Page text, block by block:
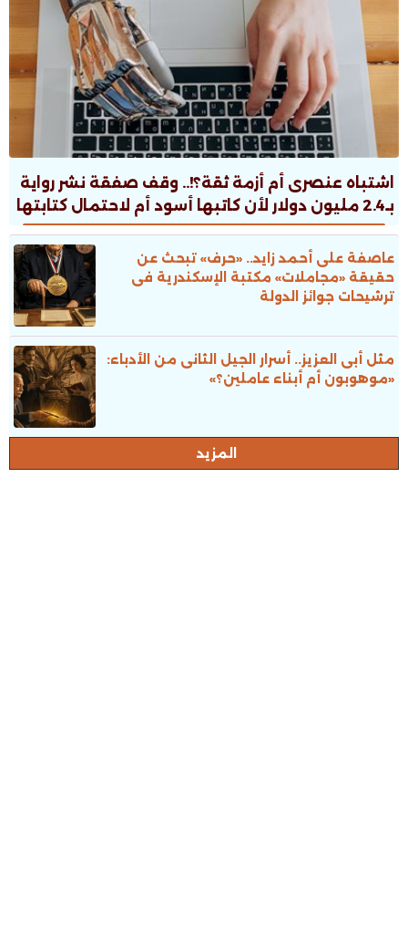
اشتباه عنصرى أم أزمة ثقة؟!.. وقف صفقة نشر رواية
بـ2.4 مليون دولار لأن كاتبها أسود أم لاحتمال كتابتها
بالـAI؟!
عاصفة على أحمد زايد.. «حرف» تبحث عن
حقيقة «مجاملات» مكتبة الإسكندرية فى
ترشيحات جوائز الدولة
مثل أبى العزيز.. أسرار الجيل الثانى من الأدباء:
«موهوبون أم أبناء عاملين؟»
المزيد